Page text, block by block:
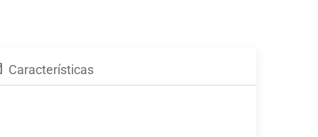
Características